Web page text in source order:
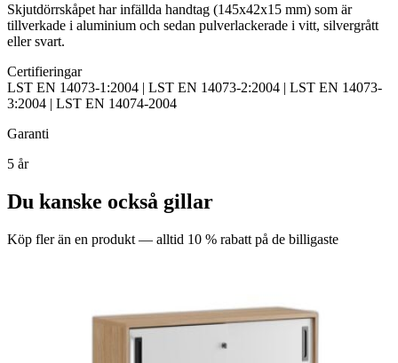
Skjutdörrskåpet har infällda handtag (145x42x15 mm) som är
tillverkade i aluminium och sedan pulverlackerade i vitt, silvergrått
eller svart.
Certifieringar
LST EN 14073-1:2004 | LST EN 14073-2:2004 | LST EN 14073-
3:2004 | LST EN 14074-2004
Garanti
5 år
Du kanske också gillar
Köp fler än en produkt — alltid 10 % rabatt på de billigaste